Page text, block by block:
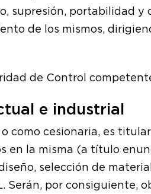
supresión, portabilidad
de los mismos,
de Control
e industrial
o como cesionaria, es
en la misma (a título
selección de
Serán, por consiguiente,